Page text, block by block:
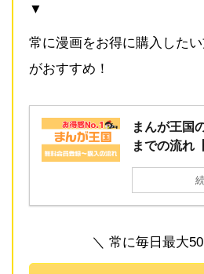
▼
常に漫画をお得に購入したい
がおすすめ！
まんが王国
までの流れ
＼ 常に毎日最大